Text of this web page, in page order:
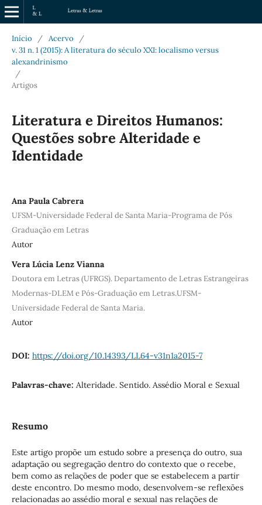
Início / Acervo
/
v. 31 n. 1 (2015): A literatura do século XXI: localismo versus
alexandrinismo
/
Artigos
Literatura e Direitos Humanos:
Questões sobre Alteridade e
Identidade
Ana Paula Cabrera
UFSM-Universidade Federal de Santa Maria-Programa de Pós
Graduação em Letras
Autor
Vera Lúcia Lenz Vianna
Doutora em Letras (UFRGS). Departamento de Letras Estrangeiras
Modernas-DLEM e Pós-Graduação em Letras.UFSM-
Universidade Federal de Santa Maria.
Autor
DOI: https://doi.org/10.14393/LL64-v31n1a2015-7
Palavras-chave: Alteridade. Sentido. Assédio Moral e Sexual
Resumo
Este artigo propõe um estudo sobre a presença do outro, sua
adaptação ou segregação dentro do contexto que o recebe,
bem como as relações de poder que se estabelecem a partir
deste encontro. Do mesmo modo, desenvolvem-se reflexões
relacionadas ao assédio moral e sexual nas relações de